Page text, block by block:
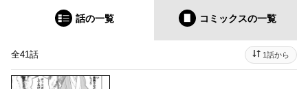
話の一覧 コミックスの一覧
全41話 1話から